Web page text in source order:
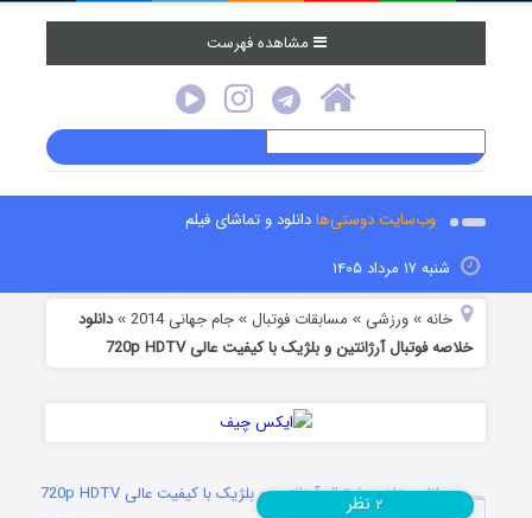
مشاهده فهرست
وب‌سایت دوستی‌هادانلود و تماشای فیلم
شنبه ۱۷ مرداد ۱۴۰۵
خانه »ورزشی » مسابقات فوتبال »جام جهانی 2014 »دانلود
خلاصه فوتبال آرژانتین و بلژیک با کیفیت عالی 720p HDTV
دانلود خلاصه فوتبال آرژانتین و بلژیک با کیفیت عالی 720p HDTV
۲ نظر